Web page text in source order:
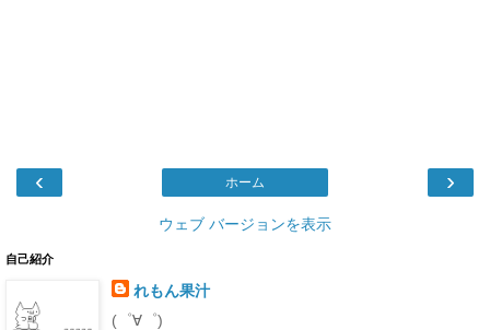
‹ ›
ホーム
ウェブ バージョンを表示
自己紹介
れもん果汁
(゜∀゜)